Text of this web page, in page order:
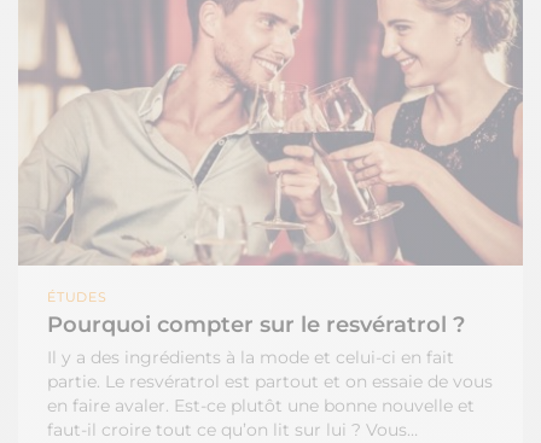
ÉTUDES
Pourquoi compter sur le resvératrol ?
Il y a des ingrédients à la mode et celui-ci en fait
partie. Le resvératrol est partout et on essaie de vous
en faire avaler. Est-ce plutôt une bonne nouvelle et
faut-il croire tout ce qu’on lit sur lui ? Vous…